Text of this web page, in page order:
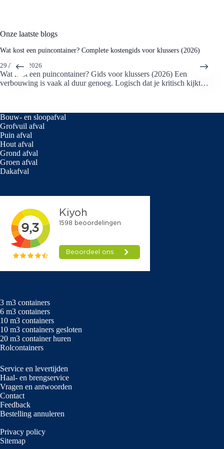
altijd vergunningsplichtig.
Veiligheid: de container moet worden afgedekt met
Voor meer informatie raadpleeg deze pagina vanGemeente
Onze laatste blogs
Wat kost een puincontainer? Complete kostengids voor klussers (2026)
29 APRIL 2026
Wat kost een puincontainer? Gids voor klussers (2026) Een
verbouwing is vaak al duur genoeg. Logisch dat je kritisch kijkt…
Bouw- en sloopafval
Grofvuil afval
Puin afval
Hout afval
Grond afval
Groen afval
Dakafval
3 m3 containers
6 m3 containers
10 m3 containers
10 m3 containers gesloten
20 m3 container huren
Rolcontainers
Service en levertijden
Haal- en brengservice
Vragen en antwoorden
Contact
Feedback
Bestelling annuleren
Privacy policy
Sitemap